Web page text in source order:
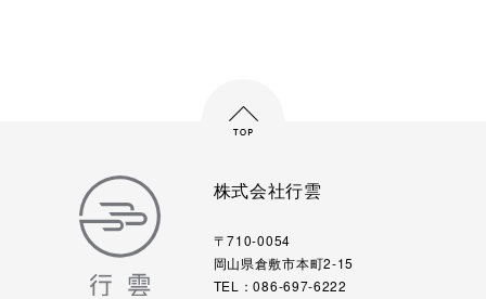
株式会社行雲
〒710-0054
岡山県倉敷市本町2-15
TEL：086-697-6222